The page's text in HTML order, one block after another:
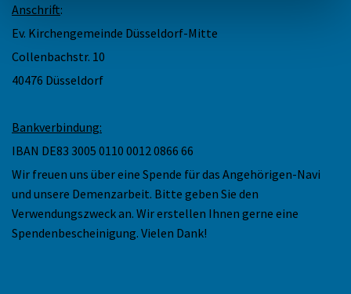
Anschrift:
Ev. Kirchengemeinde Düsseldorf-Mitte
Collenbachstr. 10
40476 Düsseldorf
Bankverbindung:
IBAN DE83 3005 0110 0012 0866 66
Wir freuen uns über eine Spende für das Angehörigen-Navi
und unsere Demenzarbeit. Bitte geben Sie den
Verwendungszweck an. Wir erstellen Ihnen gerne eine
Spendenbescheinigung. Vielen Dank!